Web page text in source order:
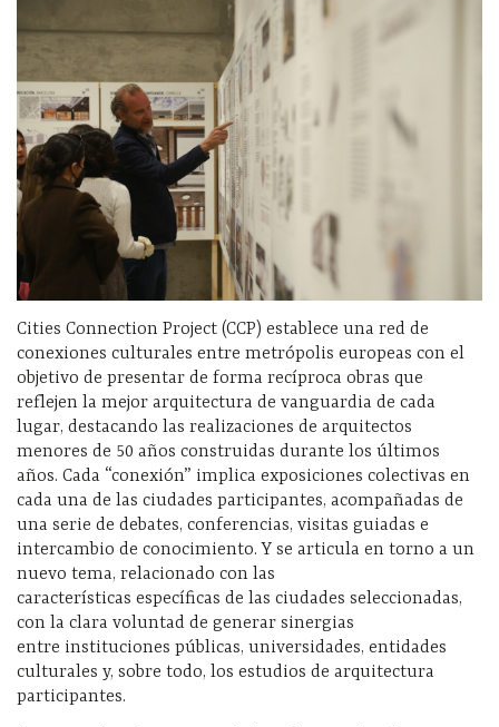
Cities Connection Project (CCP) establece una red de
conexiones culturales entre metrópolis europeas con el
objetivo de presentar de forma recíproca obras que
reflejen la mejor arquitectura de vanguardia de cada
lugar, destacando las realizaciones de arquitectos
menores de 50 años construidas durante los últimos
años. Cada “conexión” implica exposiciones colectivas en
cada una de las ciudades participantes, acompañadas de
una serie de debates, conferencias, visitas guiadas e
intercambio de conocimiento. Y se articula en torno a un
nuevo tema, relacionado con las
características específicas de las ciudades seleccionadas,
con la clara voluntad de generar sinergias
entre instituciones públicas, universidades, entidades
culturales y, sobre todo, los estudios de arquitectura
participantes.